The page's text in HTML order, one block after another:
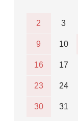
2 3
9 10
16 17
23 24
30 31